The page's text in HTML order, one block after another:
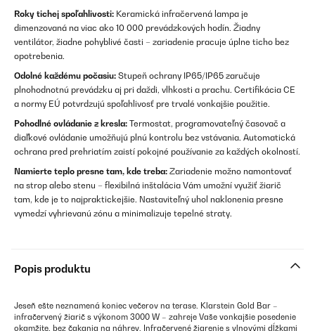
Roky tichej spoľahlivosti: Keramická infračervená lampa je
dimenzovaná na viac ako 10 000 prevádzkových hodín. Žiadny
ventilátor, žiadne pohyblivé časti – zariadenie pracuje úplne ticho bez
opotrebenia.
Odolné každému počasiu: Stupeň ochrany IP65/IP65 zaručuje
plnohodnotnú prevádzku aj pri daždi, vlhkosti a prachu. Certifikácia CE
a normy EÚ potvrdzujú spoľahlivosť pre trvalé vonkajšie použitie.
Pohodlné ovládanie z kresla: Termostat, programovateľný časovač a
diaľkové ovládanie umožňujú plnú kontrolu bez vstávania. Automatická
ochrana pred prehriatím zaistí pokojné používanie za každých okolností.
Namierte teplo presne tam, kde treba: Zariadenie možno namontovať
na strop alebo stenu – flexibilná inštalácia Vám umožní využiť žiarič
tam, kde je to najpraktickejšie. Nastaviteľný uhol naklonenia presne
vymedzí vyhrievanú zónu a minimalizuje tepelné straty.
Popis produktu
Jeseň ešte neznamená koniec večerov na terase. Klarstein Gold Bar –
infračervený žiarič s výkonom 3000 W – zahreje Vaše vonkajšie posedenie
okamžite, bez čakania na náhrev. Infračervené žiarenie s vlnovými dĺžkami